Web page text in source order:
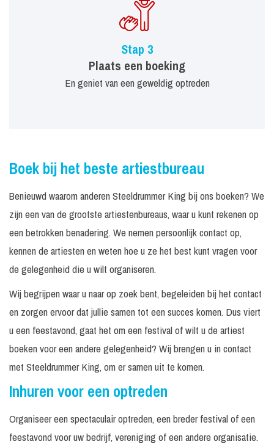
Stap 3
Plaats een boeking
En geniet van een geweldig optreden
Boek bij het beste artiestbureau
Benieuwd waarom anderen Steeldrummer King bij ons boeken? We
zijn een van de grootste artiestenbureaus, waar u kunt rekenen op
een betrokken benadering. We nemen persoonlijk contact op,
kennen de artiesten en weten hoe u ze het best kunt vragen voor
de gelegenheid die u wilt organiseren.
Wij begrijpen waar u naar op zoek bent, begeleiden bij het contact
en zorgen ervoor dat jullie samen tot een succes komen. Dus viert
u een feestavond, gaat het om een festival of wilt u de artiest
boeken voor een andere gelegenheid? Wij brengen u in contact
met Steeldrummer King, om er samen uit te komen.
Inhuren voor een optreden
Organiseer een spectaculair optreden, een breder festival of een
feestavond voor uw bedrijf, vereniging of een andere organisatie.